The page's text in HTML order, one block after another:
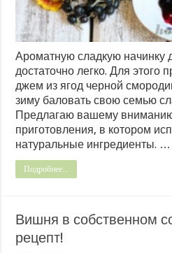
Ароматную сладкую начинку
достаточно легко. Для этого
джем из ягод черной
зиму баловать свою семью
Предлагаю вашему
приготовления, в котором
натуральные ингредиенты. …
Подробнее...
Вишня в собственном
рецепт!